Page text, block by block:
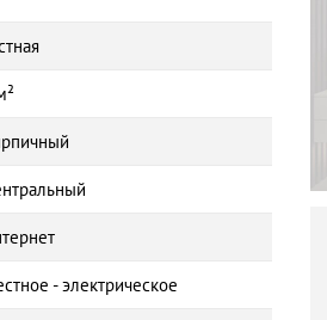
- электрическое